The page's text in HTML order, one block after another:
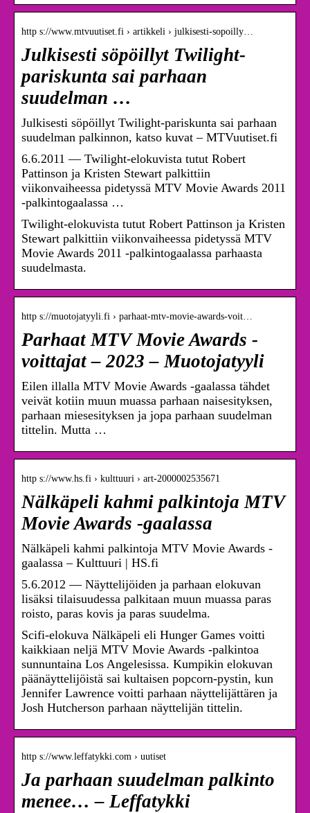
http s://www.mtvuutiset.fi › artikkeli › julkisesti-sopoilly…
Julkisesti söpöillyt Twilight-
pariskunta sai parhaan
suudelman …
Julkisesti söpöillyt Twilight-pariskunta sai parhaan
suudelman palkinnon, katso kuvat – MTVuutiset.fi
6.6.2011 — Twilight-elokuvista tutut Robert
Pattinson ja Kristen Stewart palkittiin
viikonvaiheessa pidetyssä MTV Movie Awards 2011
-palkintogaalassa …
Twilight-elokuvista tutut Robert Pattinson ja Kristen
Stewart palkittiin viikonvaiheessa pidetyssä MTV
Movie Awards 2011 -palkintogaalassa parhaasta
suudelmasta.
http s://muotojatyyli.fi › parhaat-mtv-movie-awards-voit…
Parhaat MTV Movie Awards -
voittajat – 2023 – Muotojatyyli
Eilen illalla MTV Movie Awards -gaalassa tähdet
veivät kotiin muun muassa parhaan naisesityksen,
parhaan miesesityksen ja jopa parhaan suudelman
tittelin. Mutta …
http s://www.hs.fi › kulttuuri › art-2000002535671
Nälkäpeli kahmi palkintoja MTV
Movie Awards -gaalassa
Nälkäpeli kahmi palkintoja MTV Movie Awards -
gaalassa – Kulttuuri | HS.fi
5.6.2012 — Näyttelijöiden ja parhaan elokuvan
lisäksi tilaisuudessa palkitaan muun muassa paras
roisto, paras kovis ja paras suudelma.
Scifi-elokuva Nälkäpeli eli Hunger Games voitti
kaikkiaan neljä MTV Movie Awards -palkintoa
sunnuntaina Los Angelesissa. Kumpikin elokuvan
päänäyttelijöistä sai kultaisen popcorn-pystin, kun
Jennifer Lawrence voitti parhaan näyttelijättären ja
Josh Hutcherson parhaan näyttelijän tittelin.
http s://www.leffatykki.com › uutiset
Ja parhaan suudelman palkinto
menee… – Leffatykki